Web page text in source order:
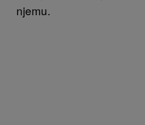
njemu.